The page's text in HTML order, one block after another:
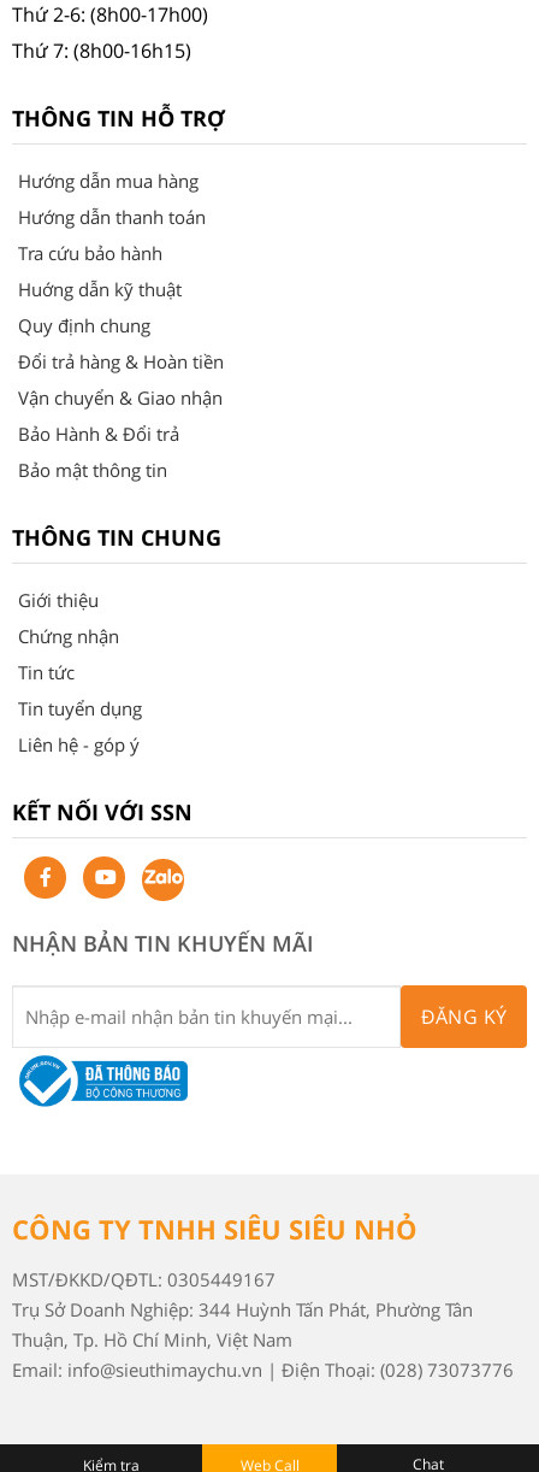
Thứ 2-6: (8h00-17h00)
Thứ 7: (8h00-16h15)
THÔNG TIN HỖ TRỢ
Hướng dẫn mua hàng
Hướng dẫn thanh toán
Tra cứu bảo hành
Huớng dẫn kỹ thuật
Quy định chung
Đổi trả hàng & Hoàn tiền
Vận chuyển & Giao nhận
Bảo Hành & Đổi trả
Bảo mật thông tin
THÔNG TIN CHUNG
Giới thiệu
Chứng nhận
Tin tức
Tin tuyển dụng
Liên hệ - góp ý
KẾT NỐI VỚI SSN
NHẬN BẢN TIN KHUYẾN MÃI
ĐĂNG KÝ
Kiểm tra Web Call
Chat
CÔNG TY TNHH SIÊU SIÊU NHỎ
MST/ĐKKD/QĐTL: 0305449167
Trụ Sở Doanh Nghiệp: 344 Huỳnh Tấn Phát, Phường Tân
Thuận, Tp. Hồ Chí Minh, Việt Nam
Email: info@sieuthimaychu.vn | Điện Thoại: (028) 73073776